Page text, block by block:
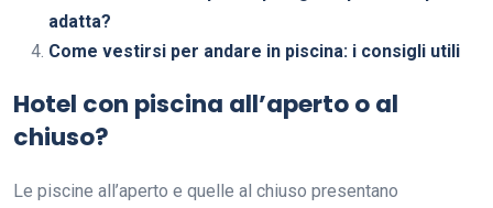
adatta?
Come vestirsi per andare in piscina: i consigli utili
Hotel con piscina all’aperto o al
chiuso?
Le piscine all’aperto e quelle al chiuso presentano